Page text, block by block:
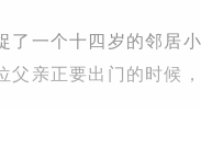
了一个十四岁的邻居
父亲正要出门的时候